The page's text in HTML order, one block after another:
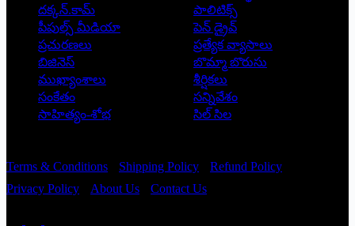
దక్కన్.కామ్
పాలిటిక్స్
పీపుల్స్ ‌మీడియా
పెన్ డ్రైవ్
ప్రచురణలు
ప్రత్యేక వ్యాసాలు
బిజినెస్
బొమ్మా బొరుసు
ముఖ్యాంశాలు
శీర్షికలు
సంకేతం
సన్నివేశం
సాహిత్యం-శోభ
సిల్ సిల
Terms & Conditions Shipping Policy
Refund Policy
Privacy Policy
About Us Contact Us